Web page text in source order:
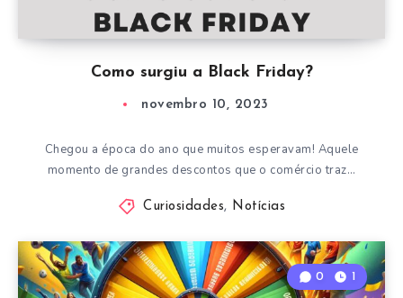
Como surgiu a Black Friday?
novembro 10, 2023
Chegou a época do ano que muitos esperavam! Aquele
momento de grandes descontos que o comércio traz…
Curiosidades, Notícias
0 1